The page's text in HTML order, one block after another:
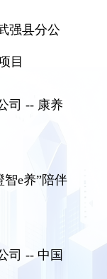
强县分公
目
司 -- 康养
e养”陪伴
司 -- 中国